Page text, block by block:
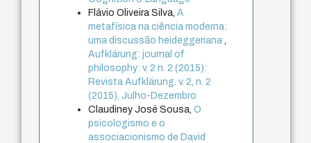
Flávio Oliveira Silva,A
metafísica na ciência moderna:
uma discussão heideggeriana
Aufklärung: journal of
philosophy: v. 2 n. 2 (2015):
Revista Aufklärung. v. 2, n. 2
(2015), Julho-Dezembro
Claudiney José Sousa,O
psicologismo e o
associacionismo de David